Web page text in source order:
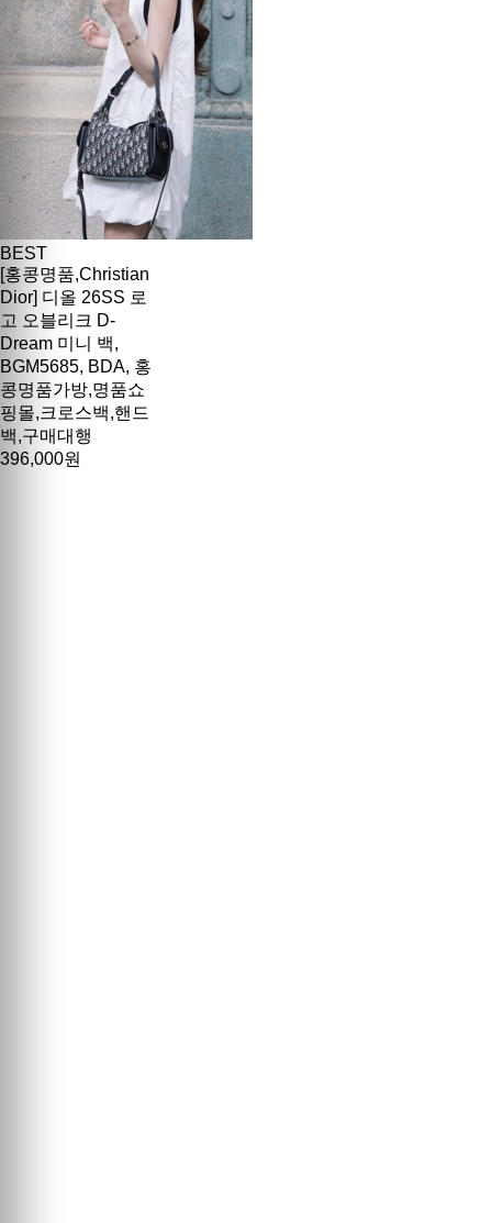
BEST
[홍콩명품,Christian
Dior] 디올 26SS 로
고 오블리크 D-
Dream 미니 백,
BGM5685, BDA, 홍
콩명품가방,명품쇼
핑몰,크로스백,핸드
백,구매대행
396,000원